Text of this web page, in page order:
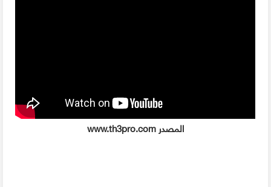
www.th3pro.com المصدر